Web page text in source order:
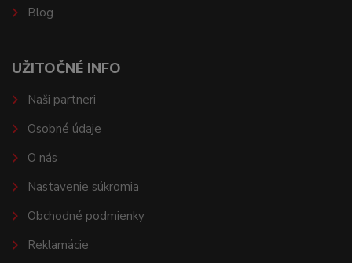
Blog
UŽITOČNÉ INFO
Naši partneri
Osobné údaje
O nás
Nastavenie súkromia
Obchodné podmienky
Reklamácie